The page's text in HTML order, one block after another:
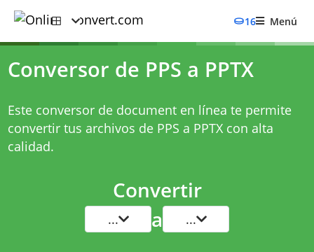
16 Menú
Conversor de PPS a PPTX
Este conversor de document en línea te permite
convertir tus archivos de PPS a PPTX con alta
calidad.
Convertir
... a ...